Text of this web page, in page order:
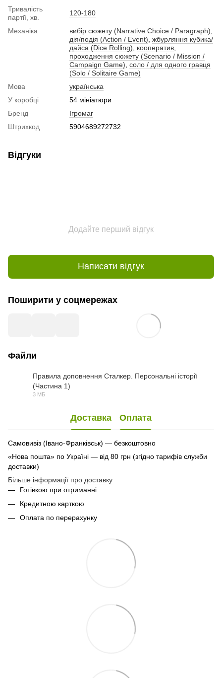
Тривалість
партії, хв.
120-180
Механіка вибір сюжету (Narrative Choice / Paragraph)
дія/подія (Action / Event) жбурляння кубика/
дайса (Dice Rolling)
кооператив
проходження сюжету (Scenario / Mission /
Campaign Game) соло / для одного гравця
(Solo / Solitaire Game)
Мова
українська
У коробці
54 мініатюри
Бренд
Ігромаг
Штрихкод
5904689272732
Відгуки
Додайте перший відгук
Написати відгук
Поширити у соцмережах
Файли
Правила доповнення Сталкер. Персональні історії
(Частина 1)
3 МБ
Доставка Оплата
Самовивіз (Івано-Франківськ) — безкоштовно
«Нова пошта» по Україні — від 80 грн (згідно тарифів служби
доставки)
Більше інформації про доставку
Готівкою при отриманні
Кредитною карткою
Оплата по перерахунку